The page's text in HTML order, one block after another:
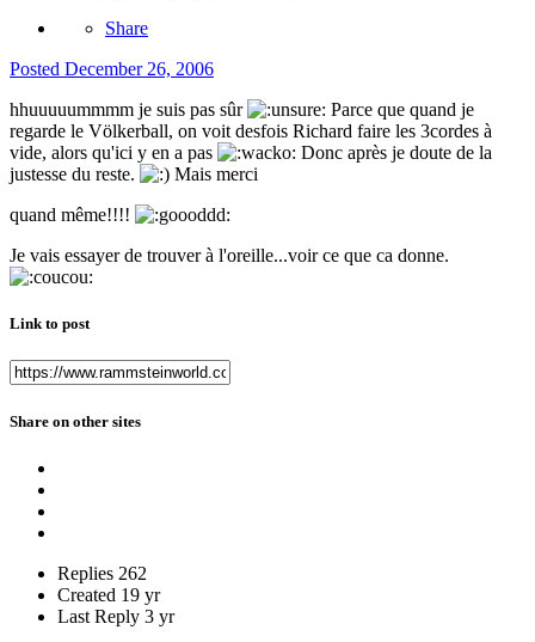
Share
Posted December 26, 2006
hhuuuuummmm je suis pas sûr
Parce que quand je
regarde le Völkerball, on voit desfois Richard faire les 3cordes à
vide, alors qu'ici y en a pas
Donc après je doute de la
justesse du reste.
Mais merci
quand même!!!!
Je vais essayer de trouver à l'oreille...voir ce que ca donne.
Link to post
Share on other sites
Replies 262
Created 19 yr
Last Reply 3 yr